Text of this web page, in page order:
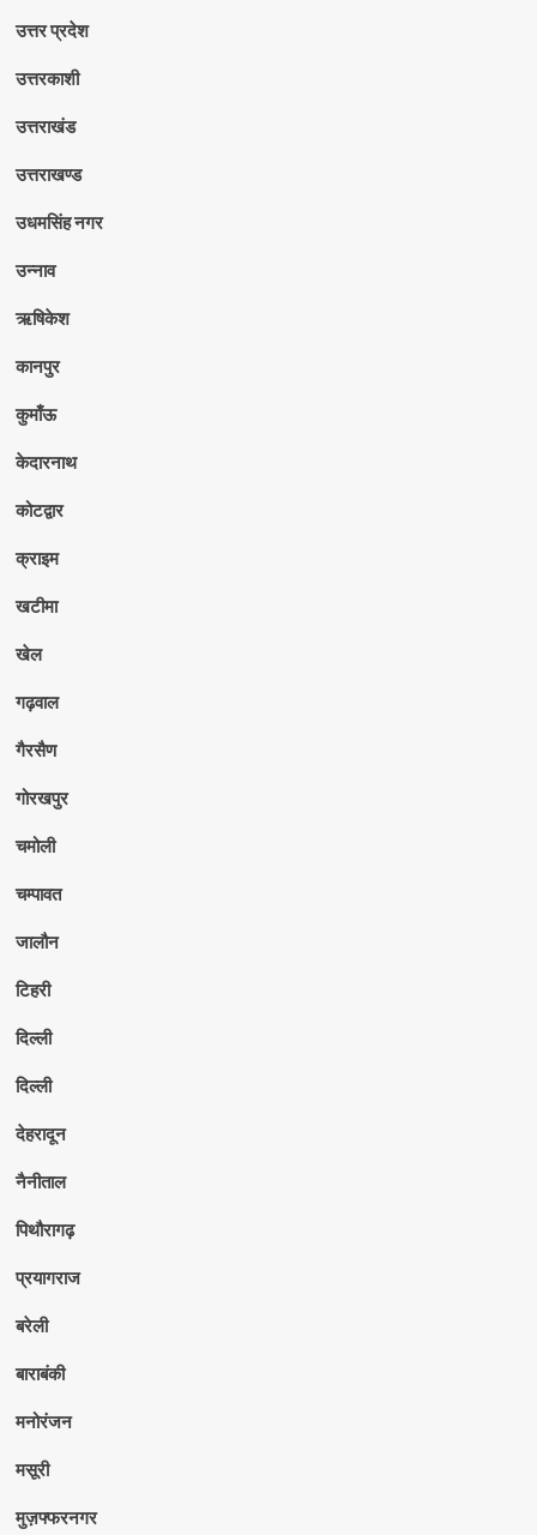
उत्तर प्रदेश
उत्तरकाशी
उत्तराखंड
उत्तराखण्ड
उधमसिंह नगर
उन्नाव
ऋषिकेश
कानपुर
कुमाँऊ
केदारनाथ
कोटद्वार
क्राइम
खटीमा
खेल
गढ़वाल
गैरसैण
गोरखपुर
चमोली
चम्पावत
जालौन
टिहरी
दिल्ली
दिल्ली
देहरादून
नैनीताल
पिथौरागढ़
प्रयागराज
बरेली
बाराबंकी
मनोरंजन
मसूरी
मुज़फ्फरनगर